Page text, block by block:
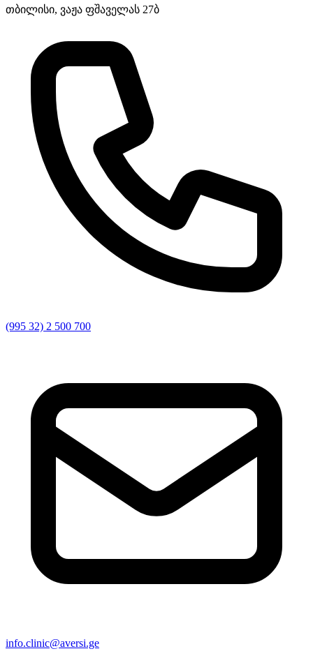
თბილისი, ვაჟა ფშაველას 27ბ
(995 32) 2 500 700
info.clinic@aversi.ge